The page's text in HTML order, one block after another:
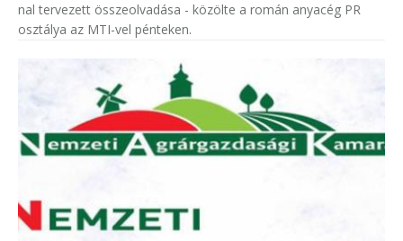
nal tervezett összeolvadása - közölte a román anyacég PR
osztálya az MTI-vel pénteken.